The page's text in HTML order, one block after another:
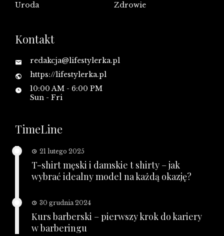
Uroda
Zdrowie
Kontakt
redakcja@lifestylerka.pl
https://lifestylerka.pl
10:00 AM - 6:00 PM
Sun - Fri
TimeLine
21 lutego 2025
T-shirt męski i damskie t shirty – jak
wybrać idealny model na każdą okazję?
30 grudnia 2024
Kurs barberski – pierwszy krok do kariery
w barberingu